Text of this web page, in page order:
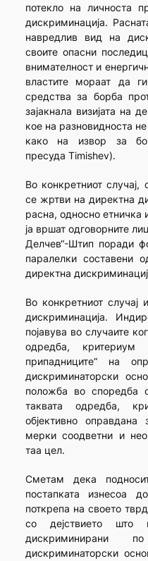
потекло на личноста
дискриминација.
навредлив вид на
своите опасни
внимателност и
властите мораат да
средства за борба
зајакнала визијата на
кое на разновидноста
како на извор за
пресуда Timishev).
Во конкретниот
се жртви на директна
расна, односно етничка
ја вршат одговорните
Делчев“-Штип поради
паралелки составени
директна
Во конкретниот случај
дискриминација.
појавува во случаите
одредба,
припадниците“ на
дискриминаторски
положба во споредба
таквата одредба,
објективно
мерки соодветни и
таа цел.
Сметам дека
постапката изнесоа
поткрепа на своето
со дејствието што
дискриминаторски